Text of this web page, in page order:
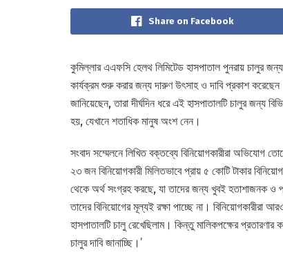
Share on Facebook
কুমিল্লার এএফসি হেলথ লিমিটেড হাসপাতাল পুনরায় চালুর
কার্যক্রম শুরু করার জন্য দারুণ উৎসাহ ও দাবি প্রকাশ
জানিয়েছেন, তারা দীর্ঘদিন ধরে এই হাসপাতালটি চালুর জন্য
হয়, যেখানে শতাধিক মানুষ অংশ নেন।
সংবাদ সম্মেলনে লিখিত বক্তব্যে বিনিয়োগকারীরা অভিযোগ
২৩ জন বিনিয়োগকারী মিলিতভাবে প্রায় ৫ কোটি টাকার
থেকে অর্থ সংগ্রহ করছে, যা তাদের জন্য খুবই হতাশাজনক ও
তাদের বিনিয়োগের মূল্যই রক্ষা পাচ্ছে না। বিনিয়োগকারীরা
হাসপাতালটি চালু রেখেছিলাম। কিন্তু মালিকপক্ষের
চালুর দাবি জানাচ্ছি।’